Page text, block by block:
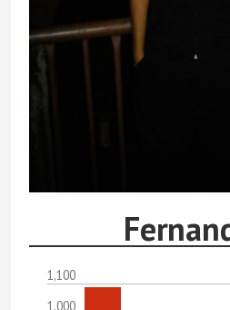
1,100
1,000